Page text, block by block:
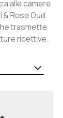
alle camere
Rose Oud.
trasmette
ricettive.